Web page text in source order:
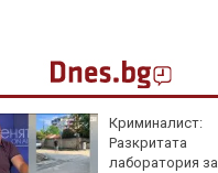
Криминалист:
Разкритата
лаборатория за